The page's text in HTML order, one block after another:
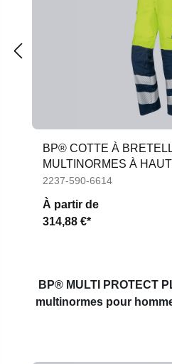
BP® COTTE À
MULTINORMES À
2237-590-6614
À partir de
314,88 €*
BP® MULTI PROTECT
multinormes pour